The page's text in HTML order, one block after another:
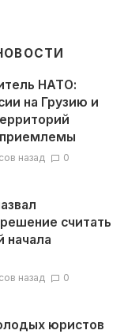
НАТО:
на Грузию и
назад 0
считать
начала
назад 0
юристов